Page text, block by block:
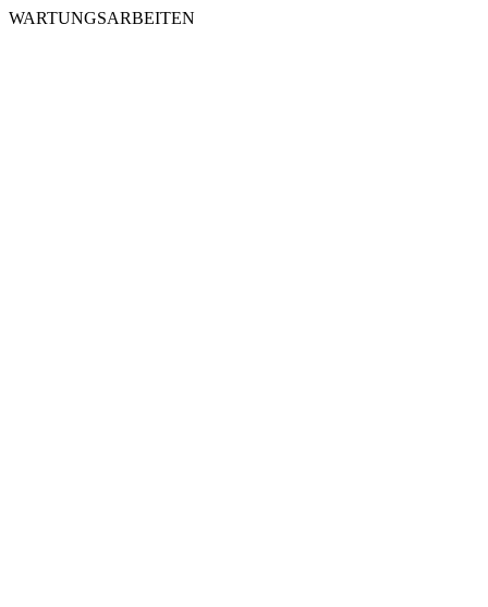
WARTUNGSARBEITEN